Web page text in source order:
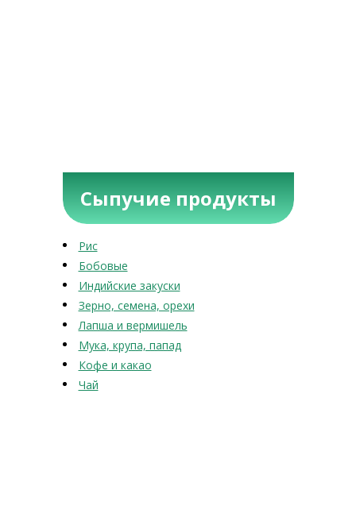
Сыпучие продукты
Рис
Бобовые
Индийские закуски
Зерно, семена, орехи
Лапша и вермишель
Мука, крупа, папад
Кофе и какао
Чай